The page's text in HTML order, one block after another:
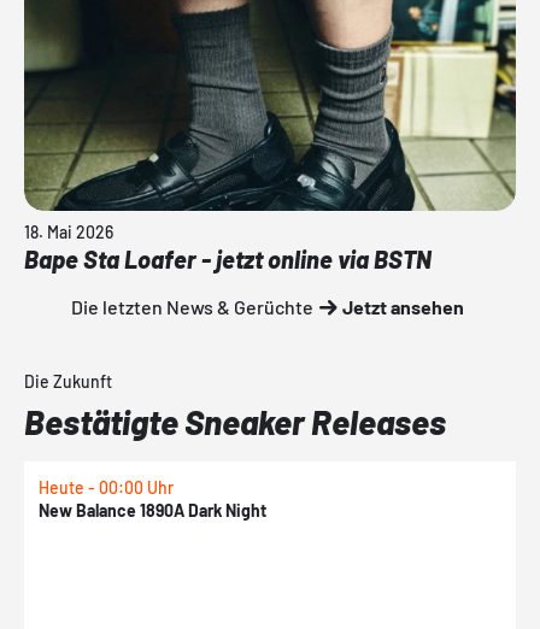
18. Mai 2026
Bape Sta Loafer - jetzt online via BSTN
Die letzten News & Gerüchte Jetzt ansehen
Die Zukunft
Bestätigte Sneaker Releases
Heute - 00:00 Uhr
New Balance 1890A Dark Night